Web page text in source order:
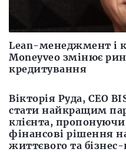
Lean-менеджмент і
Moneyveo змінює
кредитування
Вікторія Руда, СЕО
стати найкращим
клієнта, пропонуючи
фінансові рішення
життєвого та